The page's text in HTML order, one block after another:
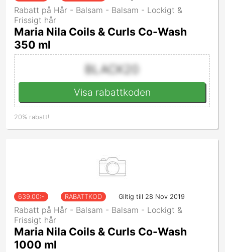
Rabatt på Hår - Balsam - Balsam - Lockigt &
Frissigt hår
Maria Nila Coils & Curls Co-Wash
350 ml
BLACK20
Visa rabattkoden
20% rabatt!
639.00:- RABATTKOD Giltig till 28 Nov 2019
Rabatt på Hår - Balsam - Balsam - Lockigt &
Frissigt hår
Maria Nila Coils & Curls Co-Wash
1000 ml